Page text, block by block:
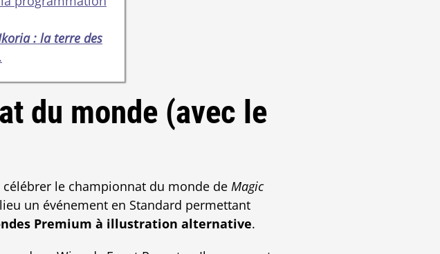
: la terre des
du monde (avec le
le championnat du monde de Magic
un événement en Standard permettant
Premium à illustration alternative.